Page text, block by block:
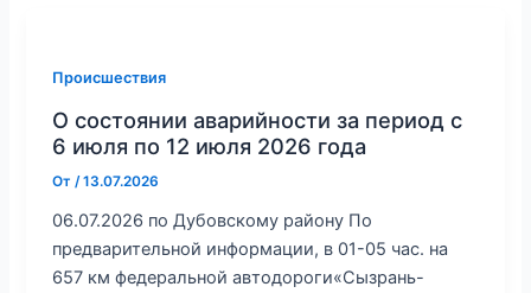
Происшествия
О состоянии аварийности за период с
6 июля по 12 июля 2026 года
От/13.07.2026
06.07.2026 по Дубовскому району По
предварительной информации, в 01-05 час. на
657 км федеральной автодороги«Сызрань-